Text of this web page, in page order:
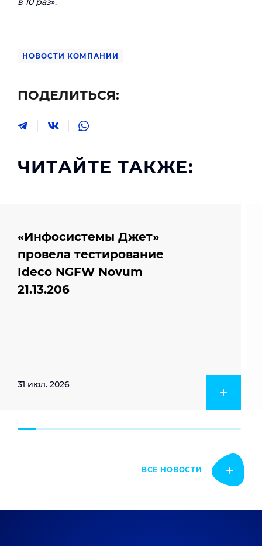
НОВОСТИ КОМПАНИИ
ПОДЕЛИТЬСЯ:
ЧИТАЙТЕ ТАКЖЕ:
«Инфосистемы Джет»
провела тестирование
Ideco NGFW Novum
21.13.206
31 июл. 2026
ВСЕ НОВОСТИ